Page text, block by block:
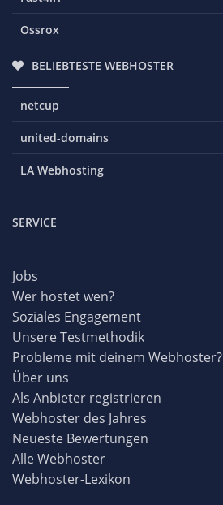
Ossrox
BELIEBTESTE WEBHOSTER
netcup
united-domains
LA Webhosting
SERVICE
Jobs
Wer hostet wen?
Soziales Engagement
Unsere Testmethodik
Probleme mit deinem Webhoster?
Über uns
Als Anbieter registrieren
Webhoster des Jahres
Neueste Bewertungen
Alle Webhoster
Webhoster-Lexikon